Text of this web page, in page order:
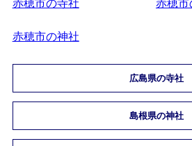
赤穂市の寺社 赤穂市
赤穂市の神社
広島県の寺社
島根県の神社